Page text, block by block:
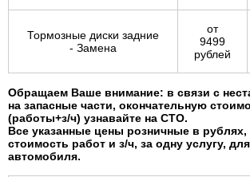
Тормозные диски задние
- Замена
от
9499
рублей
Обращаем Ваше внимание: в связи с
на запасные части, окончательную
(работы+з/ч) узнавайте на СТО.
Все указанные цены розничные в
стоимость работ и з/ч, за одну услугу,
автомобиля.